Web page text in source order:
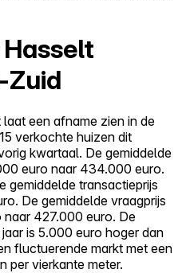
Zuid
een afname zien in de
verkochte huizen dit
kwartaal. De gemiddelde
euro naar 434.000 euro.
gemiddelde transactieprijs
De gemiddelde vraagprijs
427.000 euro. De
is 5.000 euro hoger dan
fluctuerende markt met een
per vierkante meter.